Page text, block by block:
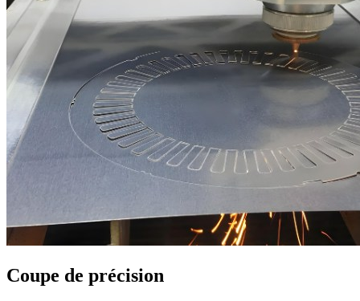
Coupe de précision